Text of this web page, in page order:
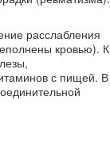
расслабления
кровью). К
с пищей. В